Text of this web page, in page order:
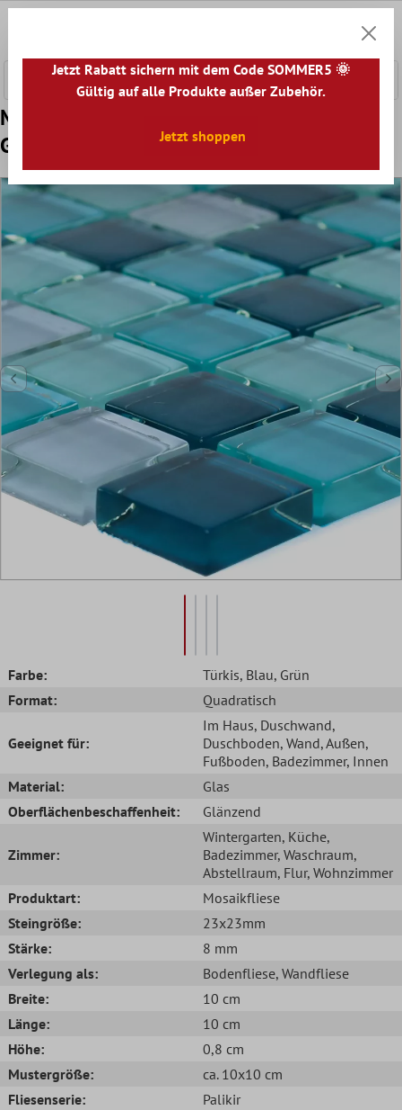
Muster von Glasmosaik Fliesen Palikir Blau
Grün Mix
Farbe: Türkis, Blau, Grün
Format:
Quadratisch
Geeignet für:
Im Haus, Duschwand,
Duschboden, Wand, Außen,
Fußboden, Badezimmer, Innen
Material:
Glas
Oberflächenbeschaffenheit:
Glänzend
Zimmer:
Wintergarten, Küche,
Badezimmer, Waschraum,
Abstellraum, Flur, Wohnzimmer
Produktart:
Mosaikfliese
Steingröße:
23x23mm
Stärke:
8 mm
Verlegung als:
Bodenfliese, Wandfliese
Breite:
10 cm
Länge:
10 cm
Höhe:
0,8 cm
Mustergröße:
ca. 10x10 cm
Fliesenserie:
Palikir
Jetzt Rabatt sichern mit dem Code SOMMER5 🌞
Gültig auf alle Produkte außer Zubehör.
Jetzt shoppen